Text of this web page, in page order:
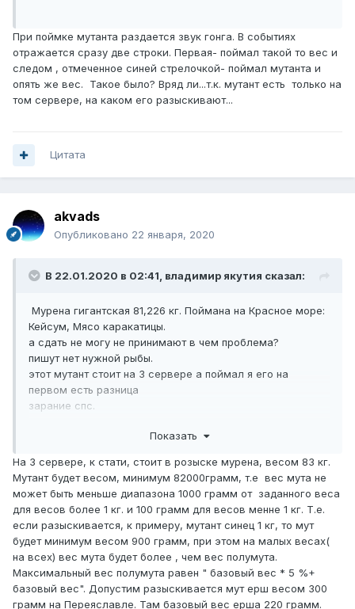
При поймке мутанта раздается звук гонга. В событиях
отражается сразу две строки. Первая- поймал такой то вес и
следом , отмеченное синей стрелочкой- поймал мутанта и
опять же вес. Такое было? Вряд ли...т.к. мутант есть только на
том сервере, на каком его разыскивают...
Цитата
akvads
Опубликовано 22 января, 2020
В 22.01.2020 в 02:41, владимир якутия сказал:
Мурена гигантская 81,226 кг. Поймана на Красное море:
Кейсум, Мясо каракатицы.
а сдать не могу не принимают в чем проблема?
пишут нет нужной рыбы.
этот мутант стоит на 3 сервере а поймал я его на
первом есть разница
зарание спс.
Показать
На 3 сервере, к стати, стоит в розыске мурена, весом 83 кг.
Мутант будет весом, минимум 82000грамм, т.е вес мута не
может быть меньше диапазона 1000 грамм от заданного веса
для весов более 1 кг. и 100 грамм для весов менне 1 кг. Т.е.
если разыскивается, к примеру, мутант синец 1 кг, то мут
будет минимум весом 900 грамм, при этом на малых весах(
на всех) вес мута будет более , чем вес полумута.
Максимальный вес полумута равен " базовый вес * 5 %+
базовый вес". Допустим разыскивается мут ерш весом 300
грамм на Переяславле. Там базовый вес ерша 220 грамм.